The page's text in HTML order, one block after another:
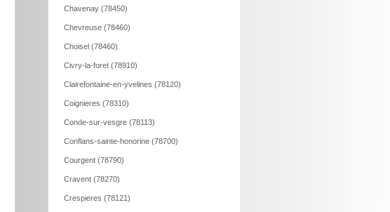
Chavenay (78450)
Chevreuse (78460)
Choisel (78460)
Civry-la-foret (78910)
Clairefontaine-en-yvelines (78120)
Coignieres (78310)
Conde-sur-vesgre (78113)
Conflans-sainte-honorine (78700)
Courgent (78790)
Cravent (78270)
Crespieres (78121)